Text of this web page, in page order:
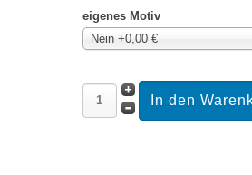
eigenes Motiv
Nein +0,00 €